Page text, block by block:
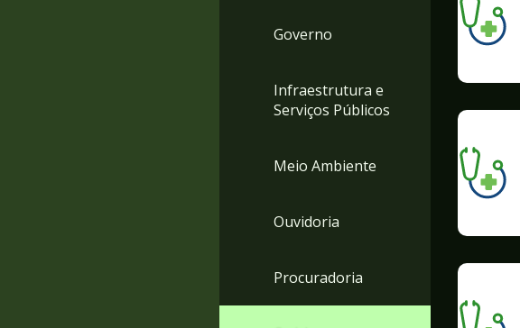
Governo
Infraestrutura e
Serviços Públicos
Meio Ambiente
Ouvidoria
Procuradoria